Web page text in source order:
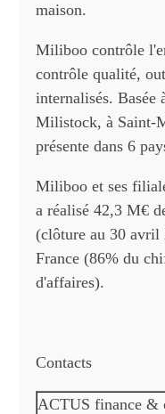
maison.
Miliboo contrôle
contrôle qualité,
internalisés. Basée
Milistock, à Saint-
présente dans 6
Miliboo et ses
a réalisé 42,3 M€
(clôture au 30 avril
France (86% du
d'affaires).
Contacts
ACTUS finance &